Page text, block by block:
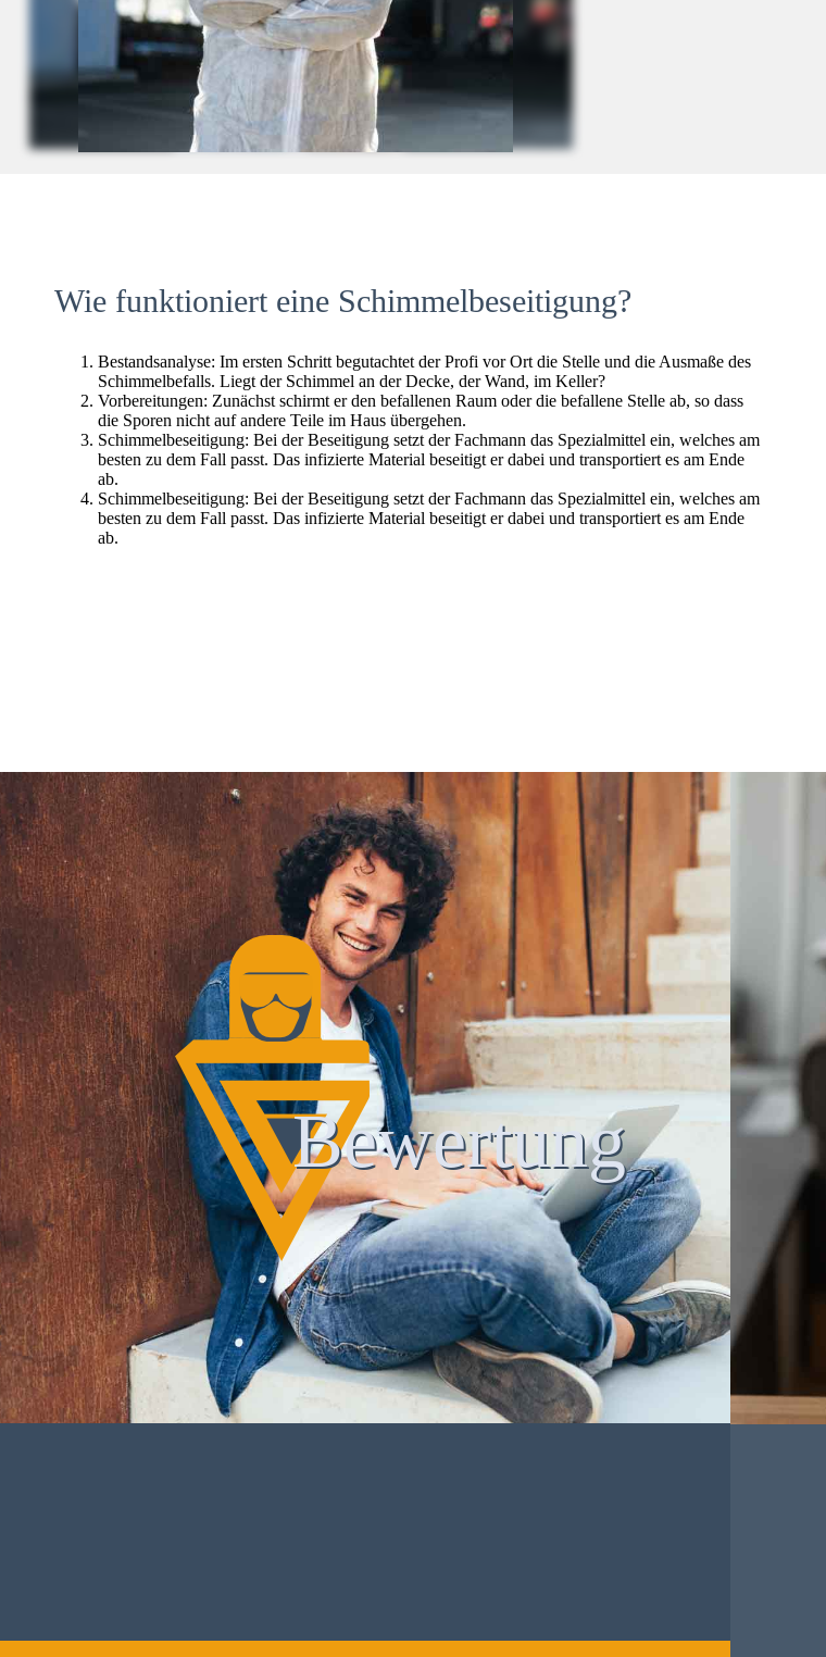
Wie funktioniert eine Schimmelbeseitigung?
Bestandsanalyse: Im ersten Schritt begutachtet der Profi vor Ort die Stelle und die Ausmaße des
Schimmelbefalls. Liegt der Schimmel an der Decke, der Wand, im Keller?
Vorbereitungen: Zunächst schirmt er den befallenen Raum oder die befallene Stelle ab, so dass
die Sporen nicht auf andere Teile im Haus übergehen.
Schimmelbeseitigung: Bei der Beseitigung setzt der Fachmann das Spezialmittel ein, welches am
besten zu dem Fall passt. Das infizierte Material beseitigt er dabei und transportiert es am Ende
ab.
Schimmelbeseitigung: Bei der Beseitigung setzt der Fachmann das Spezialmittel ein, welches am
besten zu dem Fall passt. Das infizierte Material beseitigt er dabei und transportiert es am Ende
ab.
Bewertung